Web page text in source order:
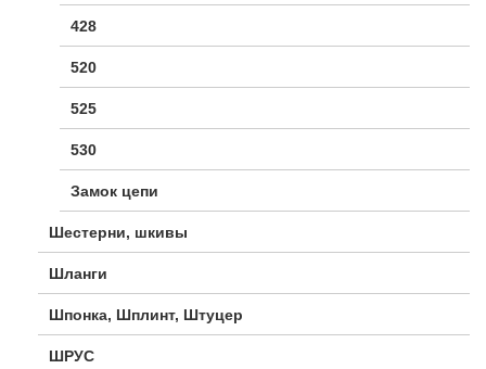
428
520
525
530
Замок цепи
Шестерни, шкивы
Шланги
Шпонка, Шплинт, Штуцер
ШРУС